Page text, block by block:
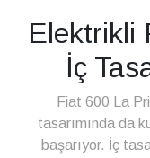
Elektrikli
İç
Fiat 600 La
tasarımında da
başarıyor. İç